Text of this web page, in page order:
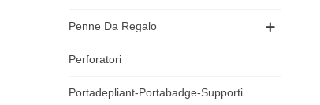
Penne Da Regalo
Perforatori
Portadepliant-Portabadge-Supporti